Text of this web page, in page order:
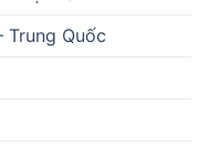
Trung Quốc